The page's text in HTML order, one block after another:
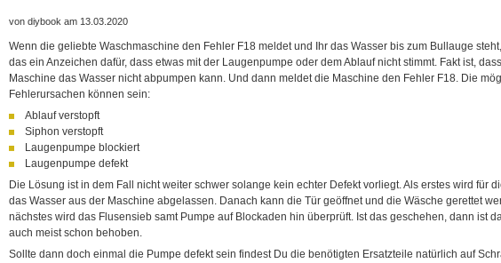
von diybook am 13.03.2020
Wenn die geliebte Waschmaschine den Fehler F18 meldet und Ihr das Wasser bis zum Bullauge
das ein Anzeichen dafür, dass etwas mit der Laugenpumpe oder dem Ablauf nicht stimmt. Fakt ist,
Maschine das Wasser nicht abpumpen kann. Und dann meldet die Maschine den Fehler F18. Die
Fehlerursachen können sein:
Ablauf verstopft
Siphon verstopft
Laugenpumpe blockiert
Laugenpumpe defekt
Die Lösung ist in dem Fall nicht weiter schwer solange kein echter Defekt vorliegt. Als erstes wird für
das Wasser aus der Maschine abgelassen. Danach kann die Tür geöffnet und die Wäsche gerettet
nächstes wird das Flusensieb samt Pumpe auf Blockaden hin überprüft. Ist das geschehen, dann ist
auch meist schon behoben.
Sollte dann doch einmal die Pumpe defekt sein findest Du die benötigten Ersatzteile natürlich auf